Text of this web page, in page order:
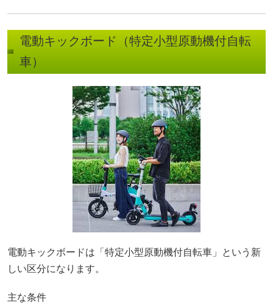
電動キックボード（特定小型原動機付自転
車）
電動キックボードは「特定小型原動機付自転車」という新
しい区分になります。
主な条件